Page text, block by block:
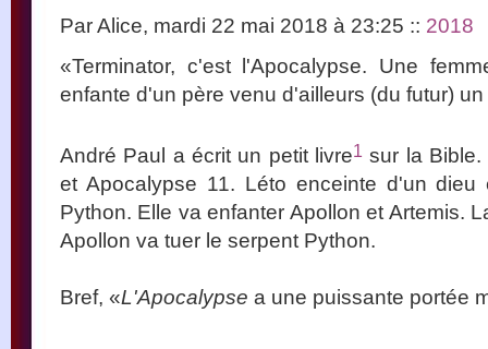
Par Alice, mardi 22 mai 2018 à 23:25 :: 2018
«Terminator, c'est l'Apocalypse. Une
enfante d'un père venu d'ailleurs (du futur)
André Paul a écrit un petit livre1 sur la Bible.
et Apocalypse 11. Léto enceinte d'un
Python. Elle va enfanter Apollon et Artemis.
Apollon va tuer le serpent Python.
Bref, «L'Apocalypse a une puissante portée